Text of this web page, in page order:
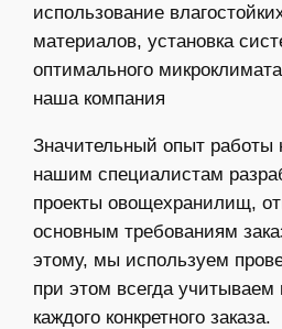
использование
материалов, установка
оптимального
наша компания
Значительный опыт работы
нашим специалистам
проекты овощехранилищ,
основным требованиям
этому, мы используем
при этом всегда учитываем
каждого конкретного заказа.